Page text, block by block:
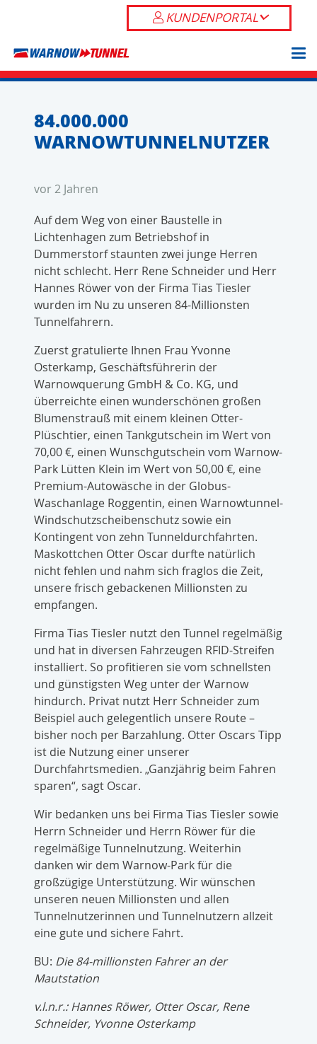
KUNDENPORTAL
84.000.000
WARNOWTUNNELNUTZER
vor 2 Jahren
Auf dem Weg von einer Baustelle in
Lichtenhagen zum Betriebshof in
Dummerstorf staunten zwei junge Herren
nicht schlecht. Herr Rene Schneider und Herr
Hannes Röwer von der Firma Tias Tiesler
wurden im Nu zu unseren 84-Millionsten
Tunnelfahrern.
Zuerst gratulierte Ihnen Frau Yvonne
Osterkamp, Geschäftsführerin der
Warnowquerung GmbH & Co. KG, und
überreichte einen wunderschönen großen
Blumenstrauß mit einem kleinen Otter-
Plüschtier, einen Tankgutschein im Wert von
70,00 €, einen Wunschgutschein vom Warnow-
Park Lütten Klein im Wert von 50,00 €, eine
Premium-Autowäsche in der Globus-
Waschanlage Roggentin, einen Warnowtunnel-
Windschutzscheibenschutz sowie ein
Kontingent von zehn Tunneldurchfahrten.
Maskottchen Otter Oscar durfte natürlich
nicht fehlen und nahm sich fraglos die Zeit,
unsere frisch gebackenen Millionsten zu
empfangen.
Firma Tias Tiesler nutzt den Tunnel regelmäßig
und hat in diversen Fahrzeugen RFID-Streifen
installiert. So profitieren sie vom schnellsten
und günstigsten Weg unter der Warnow
hindurch. Privat nutzt Herr Schneider zum
Beispiel auch gelegentlich unsere Route –
bisher noch per Barzahlung. Otter Oscars Tipp
ist die Nutzung einer unserer
Durchfahrtsmedien. „Ganzjährig beim Fahren
sparen“, sagt Oscar.
Wir bedanken uns bei Firma Tias Tiesler sowie
Herrn Schneider und Herrn Röwer für die
regelmäßige Tunnelnutzung. Weiterhin
danken wir dem Warnow-Park für die
großzügige Unterstützung. Wir wünschen
unseren neuen Millionsten und allen
Tunnelnutzerinnen und Tunnelnutzern allzeit
eine gute und sichere Fahrt.
BU: Die 84-millionsten Fahrer an der
Mautstation
v.l.n.r.: Hannes Röwer, Otter Oscar, Rene
Schneider, Yvonne Osterkamp